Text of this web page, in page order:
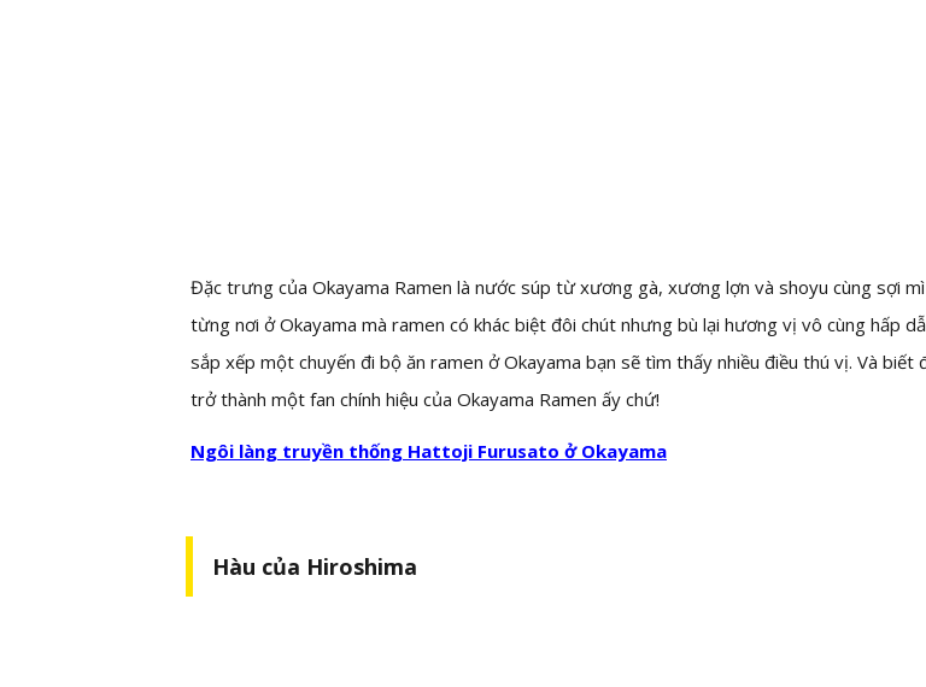
Đặc trưng của Okayama Ramen là nước súp từ xương gà, xương lợn và shoyu cùng sợi
từng nơi ở Okayama mà ramen có khác biệt đôi chút nhưng bù lại hương vị vô cùng hấp
sắp xếp một chuyến đi bộ ăn ramen ở Okayama bạn sẽ tìm thấy nhiều điều thú vị. Và biết
trở thành một fan chính hiệu của Okayama Ramen ấy chứ!
Ngôi làng truyền thống Hattoji Furusato ở Okayama
Hàu của Hiroshima